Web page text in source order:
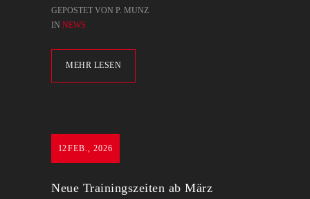
MEHR LESEN
GEPOSTET VON P. MUNZ
IN NEWS
12FEB., 2026
Neue Trainingszeiten ab März